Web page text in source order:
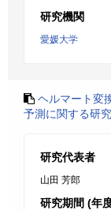
研究機関
愛媛大学
ヘルマート変
予測に関する研究
研究代表者
山田 芳郎
研究期間 (年